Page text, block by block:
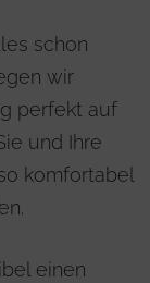
schon
wir
perfekt auf
und Ihre
komfortabel
einen